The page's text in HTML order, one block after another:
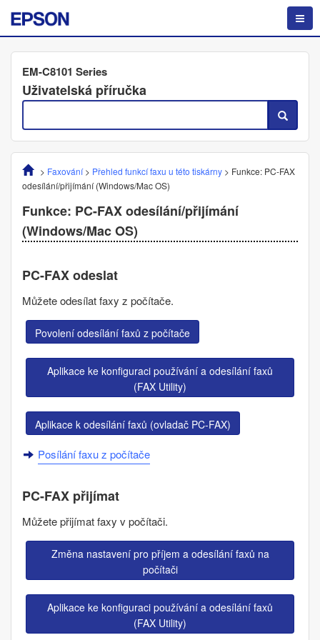
EM-C8101 Series
Uživatelská příručka
> Faxování> Přehled funkcí faxu u této tiskárny> Funkce: PC-FAX
odesílání/přijímání (Windows/Mac OS)
Funkce: PC-FAX odesílání/přijímání
(Windows/Mac OS)
PC-FAX odeslat
Můžete odesílat faxy z počítače.
Povolení odesílání faxů z počítače
Aplikace ke konfiguraci používání a odesílání faxů
(FAX Utility)
Aplikace k odesílání faxů (ovladač PC-FAX)
Posílání faxu z počítače
PC-FAX přijímat
Můžete přijímat faxy v počítači.
Změna nastavení pro příjem a odesílání faxů na
počítači
Aplikace ke konfiguraci používání a odesílání faxů
(FAX Utility)